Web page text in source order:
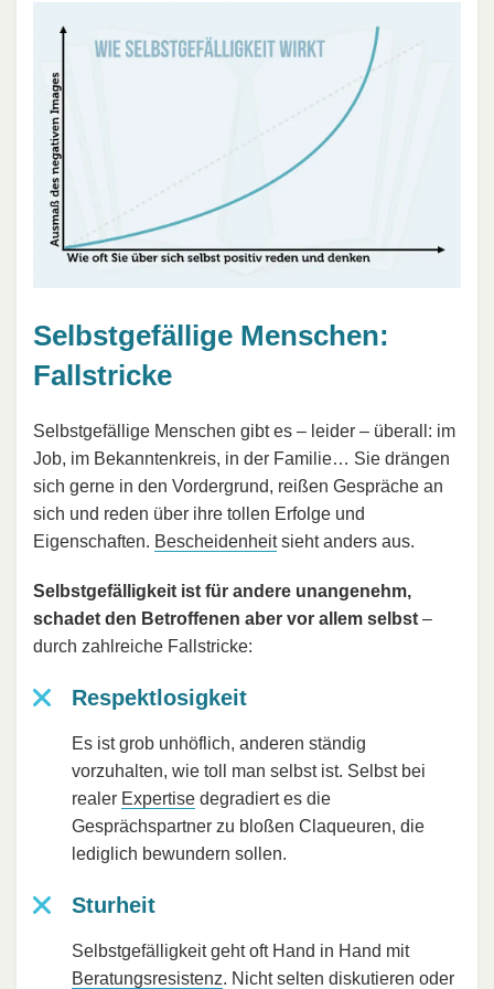
Selbstgefällige Menschen:
Fallstricke
Selbstgefällige Menschen gibt es – leider – überall: im
Job, im Bekanntenkreis, in der Familie… Sie drängen
sich gerne in den Vordergrund, reißen Gespräche an
sich und reden über ihre tollen Erfolge und
Eigenschaften. Bescheidenheitsieht anders aus.
Selbstgefälligkeit ist für andere unangenehm,
schadet den Betroffenen aber vor allem selbst –
durch zahlreiche Fallstricke:
Respektlosigkeit
Es ist grob unhöflich, anderen ständig
vorzuhalten, wie toll man selbst ist. Selbst bei
realer Expertise degradiert es die
Gesprächspartner zu bloßen Claqueuren, die
lediglich bewundern sollen.
Sturheit
Selbstgefälligkeit geht oft Hand in Hand mit
Beratungsresistenz. Nicht selten diskutieren oder